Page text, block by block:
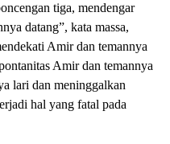
tiga, mendengar
datang”, kata massa,
Amir dan temannya
Amir dan temannya
lari dan meninggalkan
hal yang fatal pada